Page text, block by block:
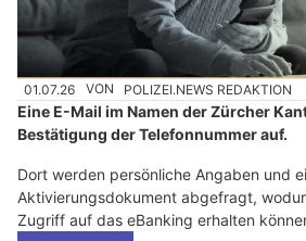
01.07.26 VON POLIZEI.NEWS REDAKTION
Eine E-Mail im Namen der Zürcher
Bestätigung der Telefonnummer auf.
Dort werden persönliche Angaben und
Aktivierungsdokument abgefragt,
Zugriff auf das eBanking erhalten